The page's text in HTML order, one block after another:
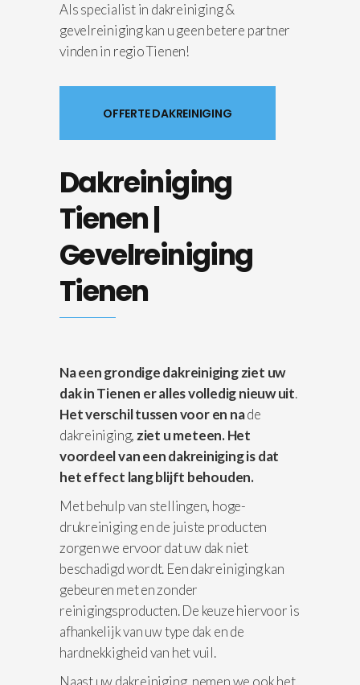
Als specialist in dakreiniging &
gevelreiniging kan u geen betere partner
vinden in regio Tienen!
OFFERTE DAKREINIGING
Dakreiniging
Tienen |
Gevelreiniging
Tienen
Na een grondige dakreiniging ziet uw
dak in Tienen er alles volledig nieuw uit.
Het verschiltussen voor en nade
dakreiniging, ziet u meteen. Het
voordeel van een dakreiniging is dat
het effect lang blijft behouden.
Met behulp van stellingen, hoge-
drukreiniging en de juiste producten
zorgen we ervoor dat uw dak niet
beschadigd wordt. Een dakreiniging kan
gebeuren met en zonder
reinigingsproducten. De keuze hiervoor is
afhankelijk van uw type dak en de
hardnekkigheid van het vuil.
Naast uw dakreiniging, nemen we ook het